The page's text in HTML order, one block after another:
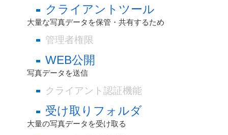
クライアントツール
大量な写真データを保管・共有するため
管理者権限
WEB公開
写真データを送信
クライアント認証機能
受け取りフォルダ
大量の写真データを受け取る